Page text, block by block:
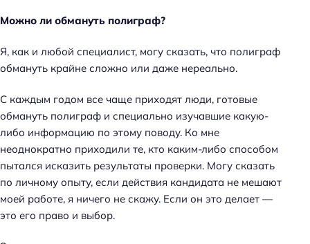
Можно ли обмануть полиграф?
Я, как и любой специалист, могу сказать, что полиграф
обмануть крайне сложно или даже нереально.
С каждым годом все чаще приходят люди, готовые
обмануть полиграф и специально изучавшие какую-
либо информацию по этому поводу. Ко мне
неоднократно приходили те, кто каким-либо способом
пытался исказить результаты проверки. Могу сказать
по личному опыту, если действия кандидата не мешают
моей работе, я ничего не скажу. Если он это делает —
это его право и выбор.